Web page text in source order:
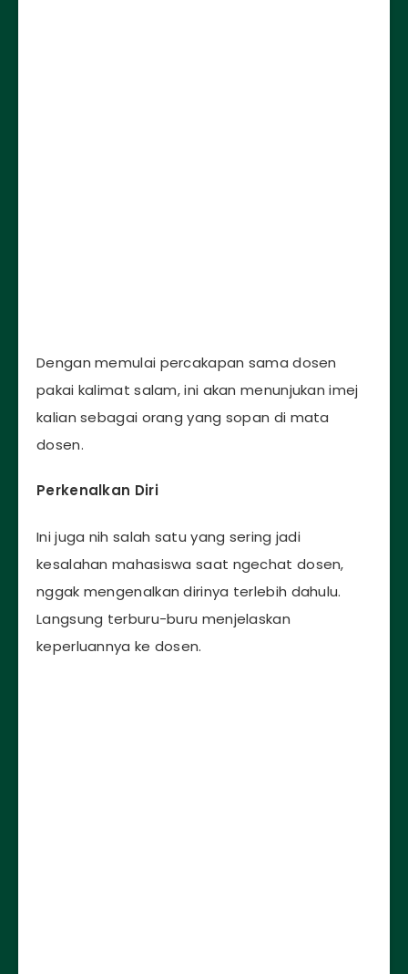
Dengan memulai percakapan sama dosen
pakai kalimat salam, ini akan menunjukan imej
kalian sebagai orang yang sopan di mata
dosen.
Perkenalkan Diri
Ini juga nih salah satu yang sering jadi
kesalahan mahasiswa saat ngechat dosen,
nggak mengenalkan dirinya terlebih dahulu.
Langsung terburu-buru menjelaskan
keperluannya ke dosen.